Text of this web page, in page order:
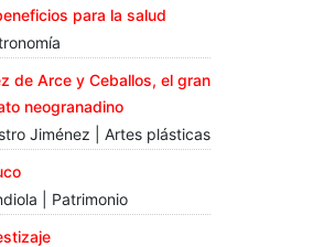
para la salud
de Arce y Ceballos, el gran
neogranadino
Jiménez | Artes plásticas
| Patrimonio